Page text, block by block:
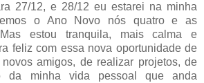
27/12, e 28/12 eu estarei na minha
o Ano Novo nós quatro e as
estou tranquila, mais calma e
feliz com essa nova oportunidade de
amigos, de realizar projetos, de
da minha vida pessoal que anda